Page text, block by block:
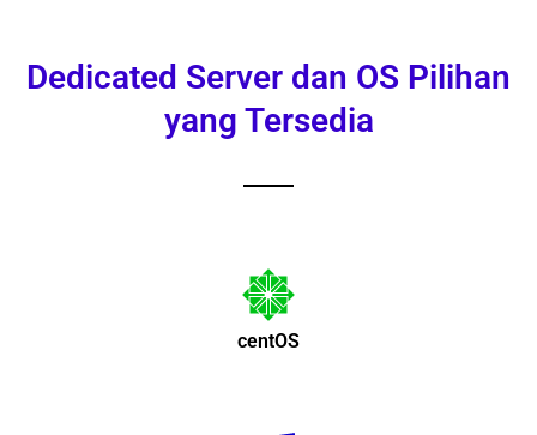
Dedicated Server dan OS Pilihan
yang Tersedia
centOS